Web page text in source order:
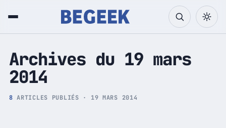
Tech et Pop culture
Archives du 19 mars
2014
8 ARTICLES PUBLIÉS · 19 MARS 2014